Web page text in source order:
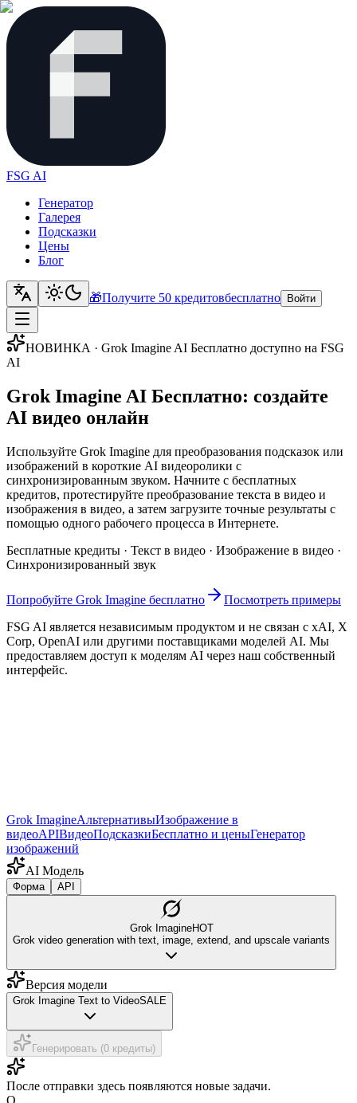
FSG AI
Генератор
Галерея
Подсказки
Цены
Блог
🎁Получите 50 кредитовбесплатно Войти
НОВИНКА · Grok Imagine AI Бесплатно доступно на FSG
AI
Grok Imagine AI Бесплатно: создайте
AI видео онлайн
Используйте Grok Imagine для преобразования подсказок или
изображений в короткие AI видеоролики с
синхронизированным звуком. Начните с бесплатных
кредитов, протестируйте преобразование текста в видео и
изображения в видео, а затем загрузите точные результаты с
помощью одного рабочего процесса в Интернете.
Бесплатные кредиты · Текст в видео · Изображение в видео ·
Синхронизированный звук
Попробуйте Grok Imagine бесплатно
Посмотреть примеры
FSG AI является независимым продуктом и не связан с xAI, X
Corp, OpenAI или другими поставщиками моделей AI. Мы
предоставляем доступ к моделям AI через наш собственный
интерфейс.
Grok ImagineАльтернативыИзображение в
видеоAPIВидеоПодсказкиБесплатно и ценыГенератор
изображений
AI Модель
Форма API
Grok ImagineHOT
Grok video generation with text, image, extend, and upscale variants
Версия модели
Grok Imagine Text to VideoSALE
Генерировать (0 кредиты)
После отправки здесь появляются новые задачи.
О